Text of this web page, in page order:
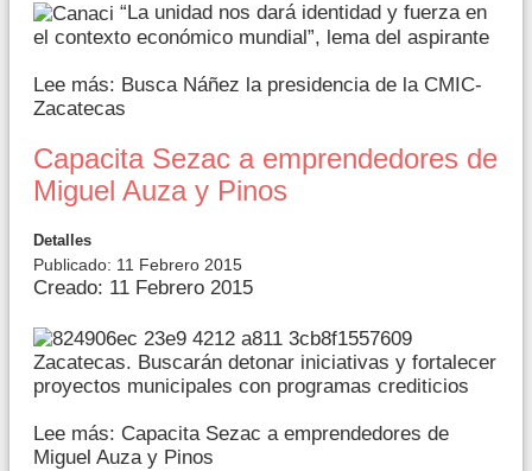
“La unidad nos dará identidad y fuerza en
el contexto económico mundial”, lema del aspirante
Lee más: Busca Náñez la presidencia de la CMIC-
Zacatecas
Capacita Sezac a emprendedores de
Miguel Auza y Pinos
Detalles
Publicado: 11 Febrero 2015
Creado: 11 Febrero 2015
Zacatecas. Buscarán detonar iniciativas y fortalecer
proyectos municipales con programas crediticios
Lee más: Capacita Sezac a emprendedores de
Miguel Auza y Pinos